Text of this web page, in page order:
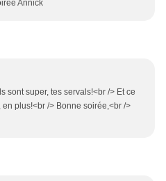
Annick
sont super, tes servals!<br /> Et ce
plus!<br /> Bonne soirée,<br />